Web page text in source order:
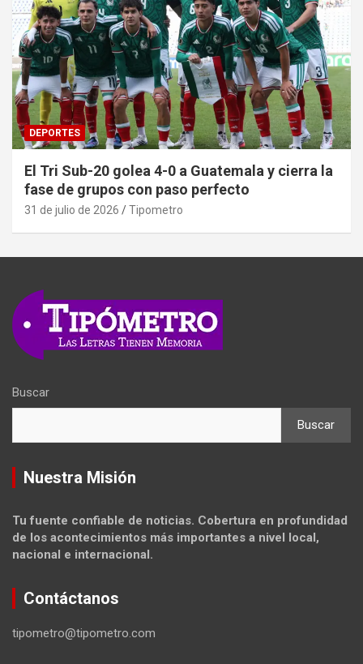
DEPORTES
El Tri Sub-20 golea 4-0 a Guatemala y cierra la
fase de grupos con paso perfecto
31 de julio de 2026 Tipometro
Buscar
Buscar
Nuestra Misión
Tu fuente confiable de noticias. Cobertura en profundidad
de los acontecimientos más importantes a nivel local,
nacional e internacional.
Contáctanos
tipometro@tipometro.com